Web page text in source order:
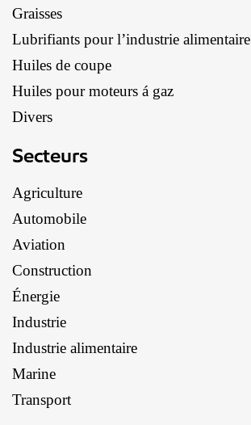
Graisses
Lubrifiants pour l’industrie alimentaire
Huiles de coupe
Huiles pour moteurs á gaz
Divers
Secteurs
Agriculture
Automobile
Aviation
Construction
Énergie
Industrie
Industrie alimentaire
Marine
Transport